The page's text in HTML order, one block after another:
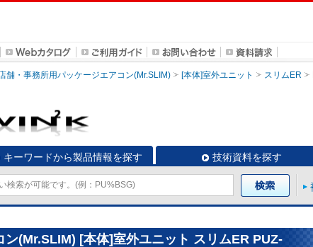
舗・事務所用パッケージエアコン(Mr.SLIM) [本体]室外ユニット スリムER
キーワードから製品情報を探す 技術資料を探す
ン(Mr.SLIM) [本体]室外ユニット スリムER PUZ-